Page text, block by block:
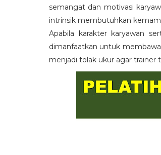
semangat dan motivasi
intrinsik membutuhkan
Apabila karakter karyawan
dimanfaatkan untuk
menjadi tolak ukur agar trainer